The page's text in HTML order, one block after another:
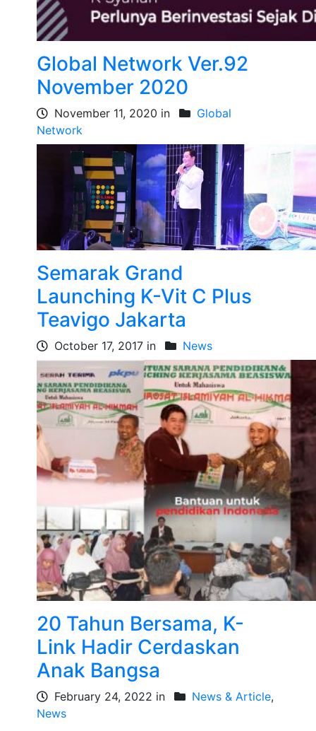
Global Network Ver.92
November 2020
November 11, 2020 in
Global
Network
Semarak Grand
Launching K-Vit C Plus
Teavigo Jakarta
October 17, 2017 in News
20 Tahun Bersama, K-
Link Hadir Cerdaskan
Anak Bangsa
February 24, 2022 in News & Article,
News